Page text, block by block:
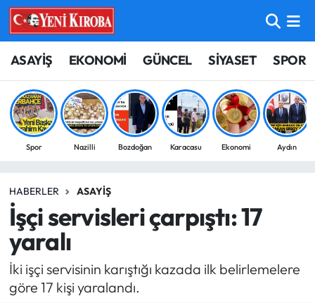
ASAYİŞ EKONOMİ GÜNCEL SİYASET SPOR
Spor Nazilli Bozdoğan Karacasu Ekonomi Aydın
HABERLER ASAYIŞ
İşçi servisleri çarpıştı: 17
yaralı
İki işçi servisinin karıştığı kazada ilk belirlemelere
göre 17 kişi yaralandı.
ASAYİŞ
BİLİM-TEKNOLOJİ
ÇEVRE
EĞİTİM
EKONOMİ
GÜNCEL
Aydın Nöbetçi Eczaneler
Aydın Hava Durumu
Aydin Namaz Vakitleri
Süper Lig Puan Durumu ve Fikstür
Tüm Manşetler
Son Dakika Haberleri